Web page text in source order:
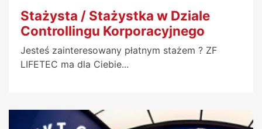
Stażysta / Stażystka w Dziale
Controllingu Korporacyjnego
Jesteś zainteresowany płatnym stażem ? ZF
LIFETEC ma dla Ciebie...